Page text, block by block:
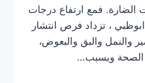
الضارة. فمع ارتفاع درجات
، تزداد فرص انتشار
والنمل والبق والبعوض،
ويسبب…